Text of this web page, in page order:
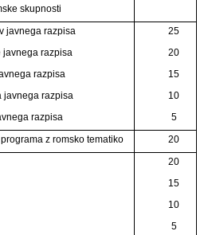
skupnosti
javnega razpisa
25
javnega razpisa
20
razpisa
15
javnega razpisa
10
razpisa
5
z romsko tematiko
20
20
15
10
5